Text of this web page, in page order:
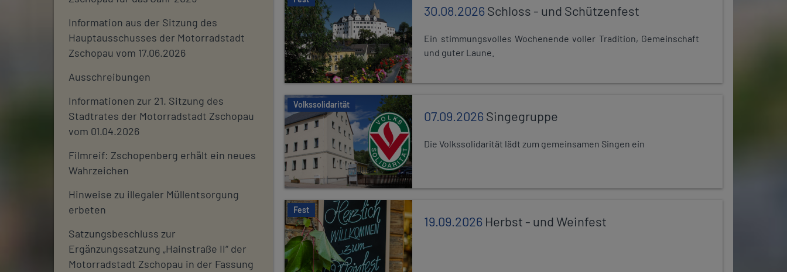
Information aus der Sitzung des
Hauptausschusses der Motorradstadt
Zschopau vom 17.06.2026
Ausschreibungen
Informationen zur 21. Sitzung des
Stadtrates der Motorradstadt Zschopau
vom 01.04.2026
Filmreif: Zschopenberg erhält ein neues
Wahrzeichen
Hinweise zu illegaler Müllentsorgung
erbeten
Satzungsbeschluss zur
Ergänzungssatzung „Hainstraße II“ der
Motorradstadt Zschopau in der Fassung
30.08.2026Schloss - und Schützenfest
Ein stimmungsvolles Wochenende voller Tradition, Gemeinschaft
und guter Laune.
Volkssolidarität
07.09.2026Singegruppe
Die Volkssolidarität lädt zum gemeinsamen Singen ein
Fest
19.09.2026 Herbst - und Weinfest